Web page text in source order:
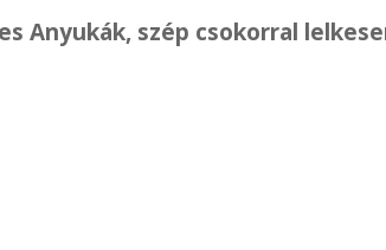
Anyukák, szép csokorral